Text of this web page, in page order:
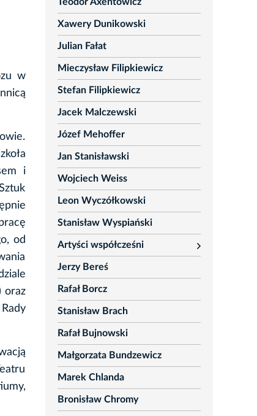
w
i
od
oraz
Xawery Dunikowski
Julian Fałat
Mieczysław Filipkiewicz
Stefan Filipkiewicz
Jacek Malczewski
Józef Mehoffer
Jan Stanisławski
Wojciech Weiss
Leon Wyczółkowski
Stanisław Wyspiański
Artyści współcześni
rozwiń
Jerzy Bereś
Rafał Borcz
Stanisław Brach
Rafał Bujnowski
Małgorzata Bundzewicz
Marek Chlanda
Bronisław Chromy